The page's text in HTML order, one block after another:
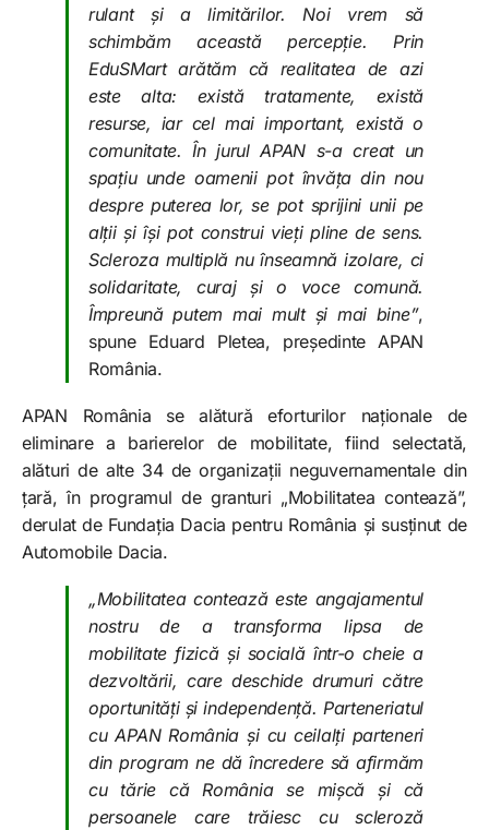
rulant și a limitărilor. Noi vrem să
schimbăm această percepție. Prin
EduSMart arătăm că realitatea de azi
este alta: există tratamente, există
resurse, iar cel mai important, există o
comunitate. În jurul APAN s-a creat un
spațiu unde oamenii pot învăța din nou
despre puterea lor, se pot sprijini unii pe
alții și își pot construi vieți pline de sens.
Scleroza multiplă nu înseamnă izolare, ci
solidaritate, curaj și o voce comună.
Împreună putem mai mult și mai bine”,
spune Eduard Pletea, președinte APAN
România.
APAN România se alătură eforturilor naționale de
eliminare a barierelor de mobilitate, fiind selectată,
alături de alte 34 de organizații neguvernamentale din
țară, în programul de granturi „Mobilitatea contează”,
derulat de Fundația Dacia pentru România și susținut de
Automobile Dacia.
„Mobilitatea contează este angajamentul
nostru de a transforma lipsa de
mobilitate fizică și socială într-o cheie a
dezvoltării, care deschide drumuri către
oportunități și independență. Parteneriatul
cu APAN România și cu ceilalți parteneri
din program ne dă încredere să afirmăm
cu tărie că România se mișcă și că
persoanele care trăiesc cu scleroză